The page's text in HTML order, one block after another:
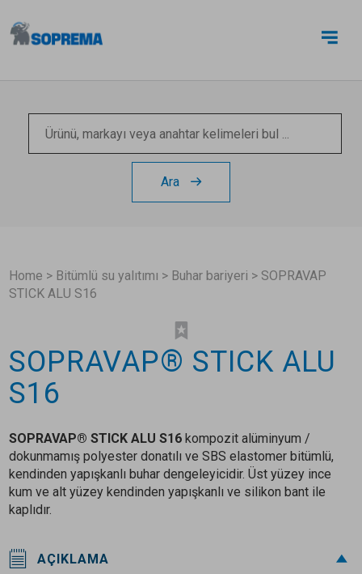
Ara
Home > Bitümlü su yalıtımı > Buhar bariyeri > SOPRAVAP
STICK ALU S16
SOPRAVAP® STICK ALU
S16
SOPRAVAP® STICK ALU S16 kompozit alüminyum /
dokunmamış polyester donatılı ve SBS elastomer bitümlü,
kendinden yapışkanlı buhar dengeleyicidir. Üst yüzey ince
kum ve alt yüzey kendinden yapışkanlı ve silikon bant ile
kaplıdır.
AÇIKLAMA